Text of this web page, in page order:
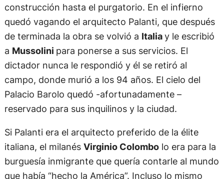
construcción hasta el purgatorio. En el infierno
quedó vagando el arquitecto Palanti, que después
de terminada la obra se volvió a Italiay le escribió
a Mussolini para ponerse a sus servicios. El
dictador nunca le respondió y él se retiró al
campo, donde murió a los 94 años. El cielo del
Palacio Barolo quedó -afortunadamente –
reservado para sus inquilinos y la ciudad.
Si Palanti era el arquitecto preferido de la élite
italiana, el milanés Virginio Colombolo era para la
burguesía inmigrante que quería contarle al mundo
que había “hecho la América”. Incluso lo mismo